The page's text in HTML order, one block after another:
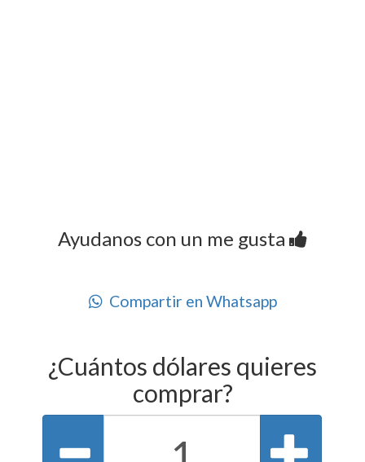
Ayudanos con un me gusta
Compartir en Whatsapp
¿Cuántos dólares quieres
comprar?